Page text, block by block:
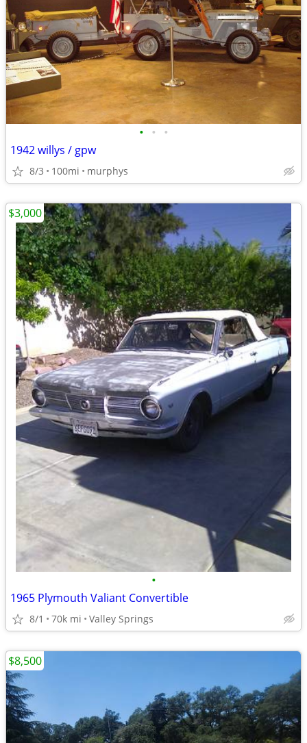
• • •
1942 willys / gpw
8/3 100mi murphys
•
1965 Plymouth Valiant Convertible
8/1 70k mi Valley Springs
$3,000
$8,500